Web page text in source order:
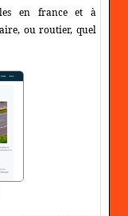
en france et à
ou routier, quel